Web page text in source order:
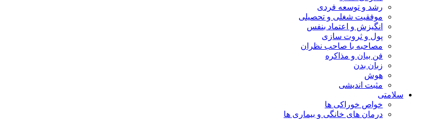
رشد و توسعه فردی
موفقیت شغلی و تحصیلی
انگیزش و اعتماد بنفس
پول و ثروت سازی
مصاحبه با صاحب نظران
فن بیان و مذاکره
زبان بدن
هوش
مثبت اندیشی
سلامتی
خواص خوراکی ها
درمان های خانگی و بیماری ها